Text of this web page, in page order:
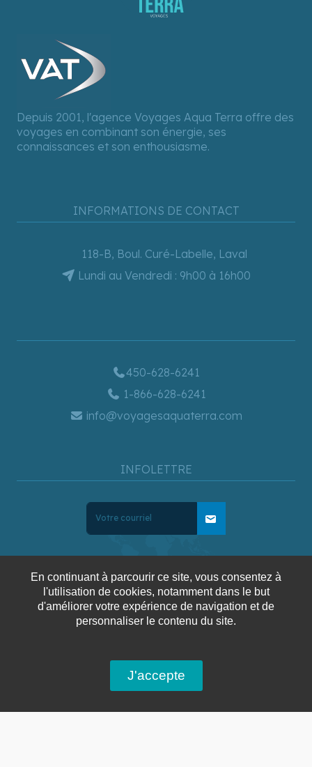
Depuis 2001, l'agence Voyages Aqua Terra offre des
voyages en combinant son énergie, ses
connaissances et son enthousiasme.
INFORMATIONS DE CONTACT
118-B, Boul. Curé-Labelle, Laval
Lundi au Vendredi : 9h00 à 16h00
450-628-6241
1-866-628-6241
info@voyagesaquaterra.com
INFOLETTRE
mail
Blogue Confidentialité
Conditions générales de
En continuant à parcourir ce site, vous consentez à
l'utilisation de cookies, notamment dans le but
d'améliorer votre expérience de navigation et de
personnaliser le contenu du site.
J'accepte